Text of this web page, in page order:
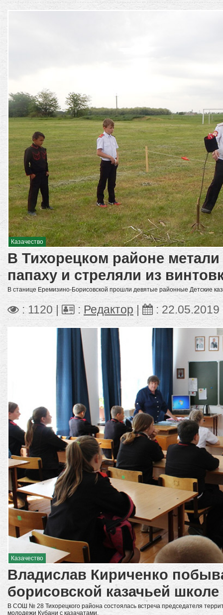
Казачество
В Тихорецком районе
папаху и стреляли из
В станице Еремизино-Борисовской прошли девятые районные Детские
: 1120 | : Редактор : 22.05.2019
Казачество
Владислав Кириченко
борисовской казачьей школе
В СОШ № 28 Тихорецкого района состоялась встреча председателя
молодежи Кубани с казачатами.